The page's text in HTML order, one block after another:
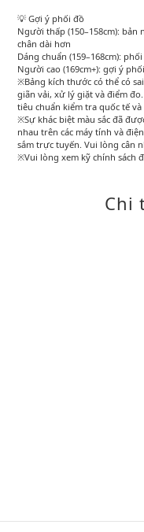
💡 Gợi ý phối đồ
Người thấp (150–158cm):
chân dài hơn
Dáng chuẩn (159–168cm):
Người cao (169cm+): gợi ý
※Bảng kích thước có thể có
giãn vải, xử lý giặt và điểm
tiêu chuẩn kiểm tra quốc tế
※Sự khác biệt màu sắc đã
nhau trên các máy tính và
sắm trực tuyến. Vui lòng cân
※Vui lòng xem kỹ chính sách
Chi